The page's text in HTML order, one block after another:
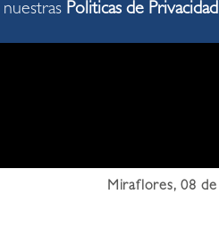
Miraflores, 08
Politicas de Privacidad